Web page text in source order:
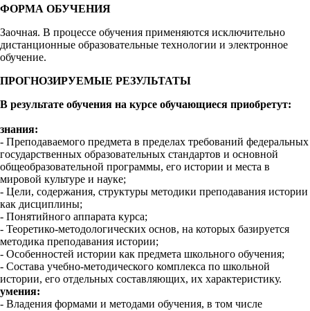
ФОРМА ОБУЧЕНИЯ
Заочная. В процессе обучения применяются исключительно
дистанционные образовательные технологии и электронное
обучение.
ПРОГНОЗИРУЕМЫЕ РЕЗУЛЬТАТЫ
В результате обучения на курсе обучающиеся приобретут:
знания:
- Преподаваемого предмета в пределах требований федеральных
государственных образовательных стандартов и основной
общеобразовательной программы, его истории и места в
мировой культуре и науке;
- Цели, содержания, структуры методики преподавания истории
как дисциплины;
- Понятийного аппарата курса;
- Теоретико-методологических основ, на которых базируется
методика преподавания истории;
- Особенностей истории как предмета школьного обучения;
- Состава учебно-методического комплекса по школьной
истории, его отдельных составляющих, их характеристику.
умения:
- Владения формами и методами обучения, в том числе